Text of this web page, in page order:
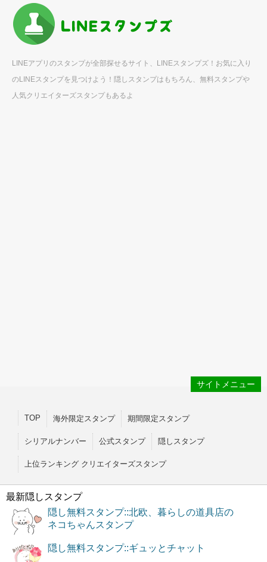
LINEアプリのスタンプが全部探せるサイト、LINEスタンプズ！お気に入り
のLINEスタンプを見つけよう！隠しスタンプはもちろん、無料スタンプや
人気クリエイターズスタンプもあるよ
サイトメニュー
TOP 海外限定スタンプ 期間限定スタンプ
シリアルナンバー 公式スタンプ 隠しスタンプ
上位ランキング クリエイターズスタンプ
最新隠しスタンプ
隠し無料スタンプ::北欧、暮らしの道具店の
ネコちゃんスタンプ
隠し無料スタンプ::ギュッとチャット